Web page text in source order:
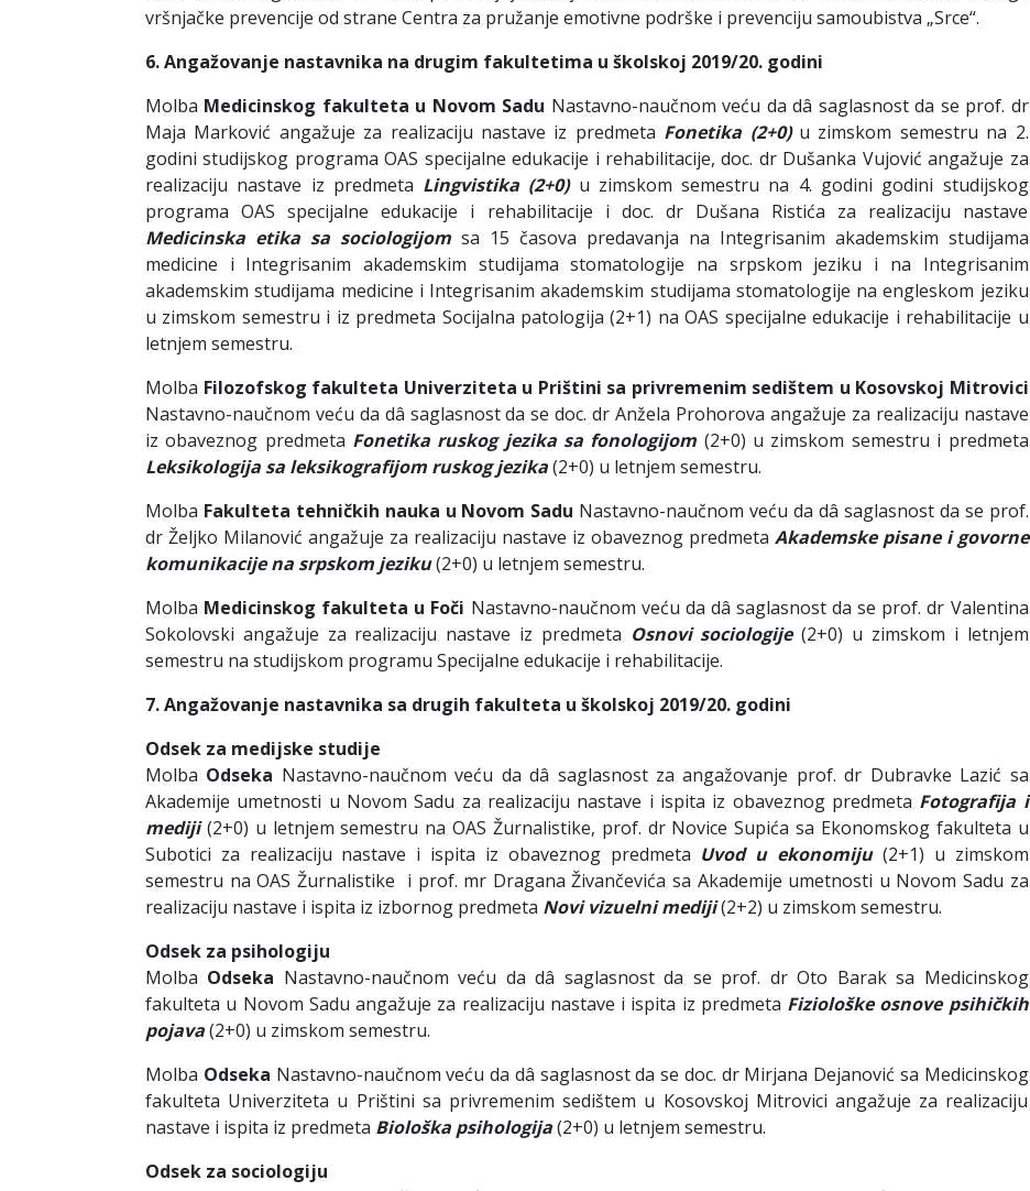
vršnjačke prevencije od strane Centra za pružanje emotivne podrške i prevenciju samoubistva „Srce“.
6.Angažovanje nastavnika na drugim fakultetima u školskoj 2019/20. godini
Molba Medicinskog fakulteta u Novom Sadu Nastavno-naučnom veću da dâ saglasnost da se prof. dr
Maja Marković angažuje za realizaciju nastave iz predmeta Fonetika (2+0) u zimskom semestru na 2.
godini studijskog programa OAS specijalne edukacije i rehabilitacije, doc. dr Dušanka Vujović angažuje za
realizaciju nastave iz predmeta Lingvistika (2+0) u zimskom semestru na 4. godini godini studijskog
programa OAS specijalne edukacije i rehabilitacije i doc. dr Dušana Ristića za realizaciju nastave
Medicinska etika sa sociologijomsa 15 časova predavanja na Integrisanim akademskim studijama
medicine i Integrisanim akademskim studijama stomatologije na srpskom jeziku i na Integrisanim
akademskim studijama medicine i Integrisanim akademskim studijama stomatologije na engleskom jeziku
u zimskom semestru i iz predmeta Socijalna patologija (2+1) na OAS specijalne edukacije i rehabilitacije u
letnjem semestru.
Molba Filozofskog fakulteta Univerziteta u Prištini sa privremenim sedištem u Kosovskoj Mitrovici
Nastavno-naučnom veću da dâ saglasnost da se doc. dr Anžela Prohorova angažuje za realizaciju nastave
iz obaveznog predmeta Fonetika ruskog jezika sa fonologijom (2+0) u zimskom semestru i predmeta
Leksikologija sa leksikografijom ruskog jezika(2+0) u letnjem semestru.
Molba Fakulteta tehničkih nauka u Novom Sadu Nastavno-naučnom veću da dâ saglasnost da se prof.
dr Željko Milanović angažuje za realizaciju nastave iz obaveznog predmeta Akademske pisane i govorne
komunikacije na srpskom jeziku(2+0) u letnjem semestru.
Molba Medicinskog fakulteta u Foči Nastavno-naučnom veću da dâ saglasnost da se prof. dr Valentina
Sokolovski angažuje za realizaciju nastave iz predmeta Osnovi sociologije(2+0) u zimskom i letnjem
semestru na studijskom programu Specijalne edukacije i rehabilitacije.
7. Angažovanje nastavnika sa drugih fakulteta u školskoj 2019/20. godini
Odsek za medijske studije
Molba Odseka Nastavno-naučnom veću da dâ saglasnost za angažovanje prof. dr Dubravke Lazić sa
Akademije umetnosti u Novom Sadu za realizaciju nastave i ispita iz obaveznog predmeta Fotografija i
mediji(2+0) u letnjem semestru na OAS Žurnalistike, prof. dr Novice Supića sa Ekonomskog fakulteta u
Subotici za realizaciju nastave i ispita iz obaveznog predmeta Uvod u ekonomiju(2+1) u zimskom
semestru na OAS Žurnalistike i prof. mr Dragana Živančevića sa Akademije umetnosti u Novom Sadu za
realizaciju nastave i ispita iz izbornog predmeta Novi vizuelni mediji(2+2) u zimskom semestru.
Odsek za psihologiju
Molba Odseka Nastavno-naučnom veću da dâ saglasnost da se prof. dr Oto Barak sa Medicinskog
fakulteta u Novom Sadu angažuje za realizaciju nastave i ispita iz predmeta Fiziološke osnove psihičkih
pojava(2+0) u zimskom semestru.
Molba Odseka Nastavno-naučnom veću da dâ saglasnost da se doc. dr Mirjana Dejanović sa Medicinskog
fakulteta Univerziteta u Prištini sa privremenim sedištem u Kosovskoj Mitrovici angažuje za realizaciju
nastave i ispita iz predmeta Biološka psihologija(2+0) u letnjem semestru.
Odsek za sociologiju